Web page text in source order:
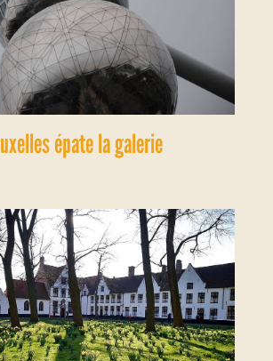
épate la galerie